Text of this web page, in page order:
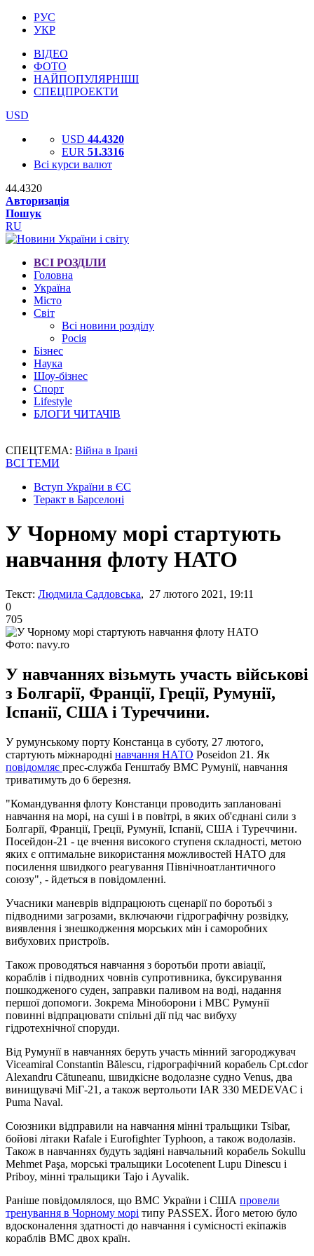
РУС
УКР
ВІДЕО
ФОТО
НАЙПОПУЛЯРНІШІ
СПЕЦПРОЕКТИ
USD
USD 44.4320
EUR 51.3316
Всі курси валют
44.4320
Авторизація
Пошук
RU
ВСІ РОЗДІЛИ
Головна
Україна
Місто
Світ
Всі новини розділу
Росія
Бізнес
Наука
Шоу-бізнес
Спорт
Lifestyle
БЛОГИ ЧИТАЧІВ
СПЕЦТЕМА: Війна в Ірані
ВСІ ТЕМИ
Вступ України в ЄС
Теракт в Барселоні
У Чорному морі стартують
навчання флоту НАТО
Текст: Людмила Садловська, 27 лютого 2021, 19:11
0
705
Фото: navy.ro
У навчаннях візьмуть участь військові
з Болгарії, Франції, Греції, Румунії,
Іспанії, США і Туреччини.
У румунському порту Констанца в суботу, 27 лютого,
стартують міжнародні навчання НАТО Poseidon 21. Як
повідомляє прес-служба Генштабу ВМС Румунії, навчання
триватимуть до 6 березня.
"Командування флоту Констанци проводить заплановані
навчання на морі, на суші і в повітрі, в яких об'єднані сили з
Болгарії, Франції, Греції, Румунії, Іспанії, США і Туреччини.
Посейдон-21 - це вчення високого ступеня складності, метою
яких є оптимальне використання можливостей НАТО для
посилення швидкого реагування Північноатлантичного
союзу", - йдеться в повідомленні.
Учасники маневрів відпрацюють сценарії по боротьбі з
підводними загрозами, включаючи гідрографічну розвідку,
виявлення і знешкодження морських мін і саморобних
вибухових пристроїв.
Також проводяться навчання з боротьби проти авіації,
кораблів і підводних човнів супротивника, буксирування
пошкодженого суден, заправки паливом на воді, надання
першої допомоги. Зокрема Міноборони і МВС Румунії
повинні відпрацювати спільні дії під час вибуху
гідротехнічної споруди.
Від Румунії в навчаннях беруть участь мінний загороджувач
Viceamiral Constantin Bălescu, гідрографічний корабель Cpt.cdor
Alexandru Cătuneanu, швидкісне водолазне судно Venus, два
винищувачі МіГ-21, а також вертольоти IAR 330 MEDEVAC і
Puma Naval.
Союзники відправили на навчання мінні тральщики Tsibar,
бойові літаки Rafale і Eurofighter Typhoon, а також водолазів.
Також в навчаннях будуть задіяні навчальний корабель Sokullu
Mehmet Paşa, морські тральщики Locotenent Lupu Dinescu і
Priboy, мінні тральщики Tajo і Ayvalik.
Раніше повідомлялося, що ВМС України і США провели
тренування в Чорному морі типу PASSEX. Його метою було
вдосконалення здатності до навчання і сумісності екіпажів
кораблів ВМС двох країн.